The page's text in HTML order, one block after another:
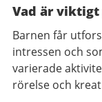
Vad är viktigt
Barnen får
intressen och
varierade
rörelse och